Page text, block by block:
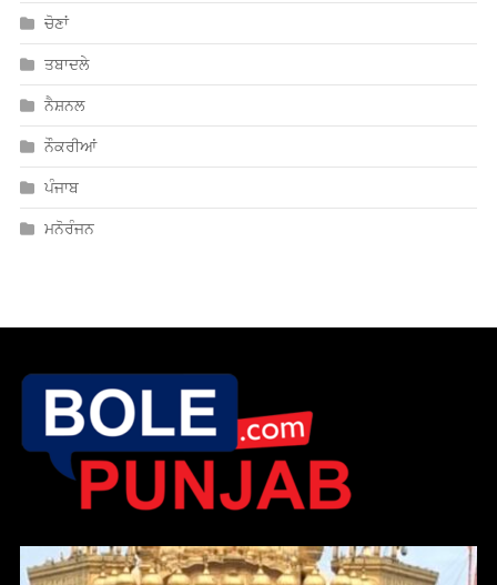
ਚੋਣਾਂ
ਤਬਾਦਲੇ
ਨੈਸ਼ਨਲ
ਨੌਕਰੀਆਂ
ਪੰਜਾਬ
ਮਨੋਰੰਜਨ